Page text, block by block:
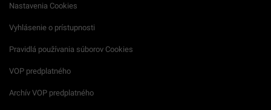
Nastavenia Cookies
Vyhlásenie o prístupnosti
Pravidlá používania súborov Cookies
VOP predplatného
Archív VOP predplatného